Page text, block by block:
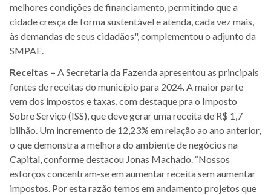
melhores condições de financiamento, permitindo que a
cidade cresça de forma sustentável e atenda, cada vez mais,
às demandas de seus cidadãos", complementou o adjunto da
SMPAE.
Receitas – A Secretaria da Fazenda apresentou as principais
fontes de receitas do município para 2024. A maior parte
vem dos impostos e taxas, com destaque pra o Imposto
Sobre Serviço (ISS), que deve gerar uma receita de R$ 1,7
bilhão. Um incremento de 12,23% em relação ao ano anterior,
o que demonstra a melhora do ambiente de negócios na
Capital, conforme destacou Jonas Machado. “Nossos
esforços concentram-se em aumentar receita sem aumentar
impostos. Por esta razão temos em andamento projetos que